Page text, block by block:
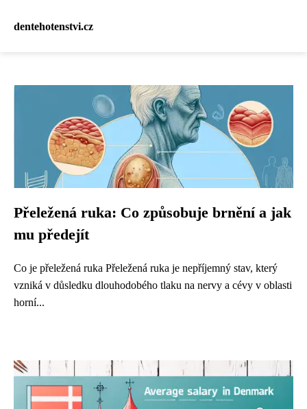
dentehotenstvi.cz
Přeležená ruka: Co způsobuje brnění a jak
mu předejít
Co je přeležená ruka Přeležená ruka je nepříjemný stav, který
vzniká v důsledku dlouhodobého tlaku na nervy a cévy v oblasti
horní...